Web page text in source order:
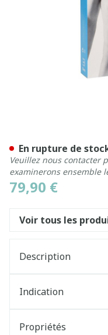
79,90 €
En rupture de
Veuillez nous contacter
examinerons ensemble
Voir tous les
Description
Indication
Propriétés